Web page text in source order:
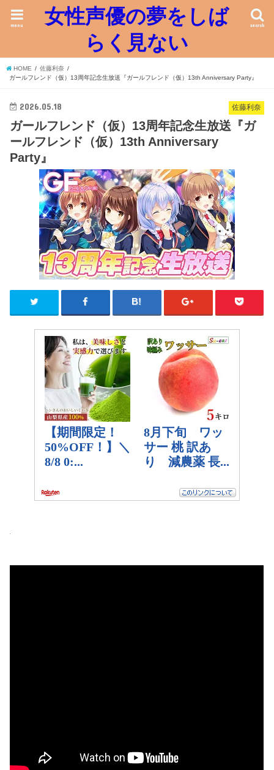
女性声優の夢をしば
らく見ない
search
menu
HOME
佐藤利奈
ガールフレンド（仮）13周年記念生放送『ガールフレンド（仮）13th Anniversary Party』
佐藤利奈
2026.05.18
ガールフレンド（仮）13周年記念生放送『ガ
ールフレンド（仮）13th Anniversary
Party』